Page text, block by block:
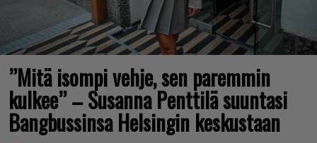
”Mitä isompi vehje, sen paremmin
kulkee” – Susanna Penttilä suuntasi
Bangbussinsa Helsingin keskustaan